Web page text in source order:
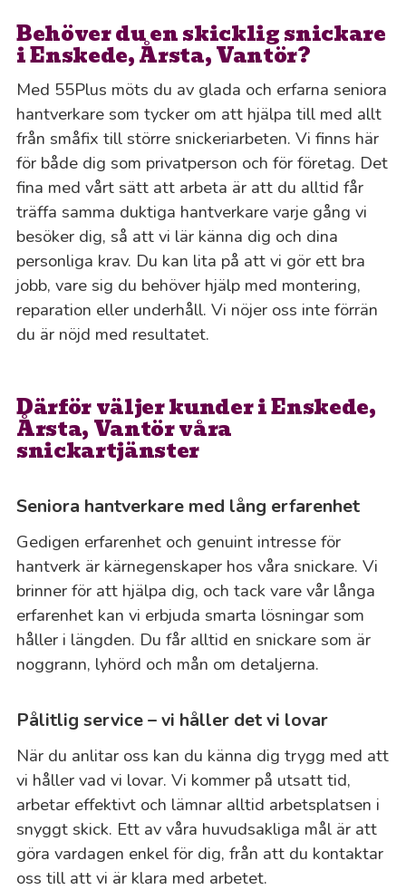
Behöver du en skicklig snickare
i Enskede, Årsta, Vantör?
Med 55Plus möts du av glada och erfarna seniora
hantverkare som tycker om att hjälpa till med allt
från småfix till större snickeriarbeten. Vi finns här
för både dig som privatperson och för företag. Det
fina med vårt sätt att arbeta är att du alltid får
träffa samma duktiga hantverkare varje gång vi
besöker dig, så att vi lär känna dig och dina
personliga krav. Du kan lita på att vi gör ett bra
jobb, vare sig du behöver hjälp med montering,
reparation eller underhåll. Vi nöjer oss inte förrän
du är nöjd med resultatet.
Därför väljer kunder i Enskede,
Årsta, Vantör våra
snickartjänster
Seniora hantverkare med lång erfarenhet
Gedigen erfarenhet och genuint intresse för
hantverk är kärnegenskaper hos våra snickare. Vi
brinner för att hjälpa dig, och tack vare vår långa
erfarenhet kan vi erbjuda smarta lösningar som
håller i längden. Du får alltid en snickare som är
noggrann, lyhörd och mån om detaljerna.
Pålitlig service – vi håller det vi lovar
När du anlitar oss kan du känna dig trygg med att
vi håller vad vi lovar. Vi kommer på utsatt tid,
arbetar effektivt och lämnar alltid arbetsplatsen i
snyggt skick. Ett av våra huvudsakliga mål är att
göra vardagen enkel för dig, från att du kontaktar
oss till att vi är klara med arbetet.